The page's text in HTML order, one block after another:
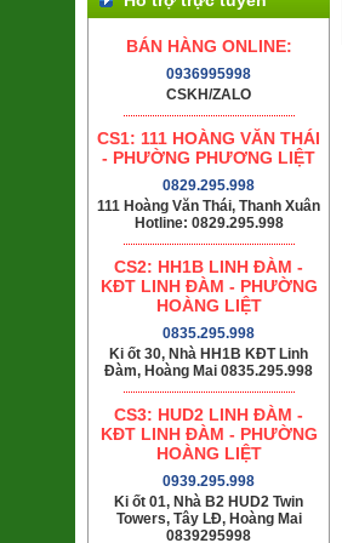
BÁN HÀNG ONLINE:
0936995998
CSKH/ZALO
CS1: 111 HOÀNG VĂN THÁI
- PHƯỜNG PHƯƠNG LIỆT
0829.295.998
111 Hoàng Văn Thái, Thanh Xuân
Hotline: 0829.295.998
CS2: HH1B LINH ĐÀM -
KĐT LINH ĐÀM - PHƯỜNG
HOÀNG LIỆT
0835.295.998
Ki ốt 30, Nhà HH1B KĐT Linh
Đàm, Hoàng Mai 0835.295.998
CS3: HUD2 LINH ĐÀM -
KĐT LINH ĐÀM - PHƯỜNG
HOÀNG LIỆT
0939.295.998
Ki ốt 01, Nhà B2 HUD2 Twin
Towers, Tây LĐ, Hoàng Mai
0839295998